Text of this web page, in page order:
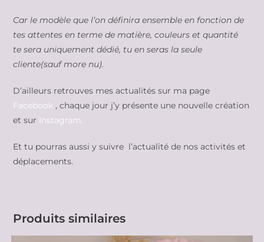
Car le modèle que l’on définira ensemble en fonction de
tes attentes en terme de matière, couleurs et quantité
te sera uniquement dédié, tu en seras la seule
cliente(sauf more nu).
D’ailleurs retrouves mes actualités sur ma page
Facebook , chaque jour j’y présente une nouvelle création
et sur Instagram.
Et tu pourras aussi y suivre l’actualité de nos activités et
déplacements.
Produits similaires